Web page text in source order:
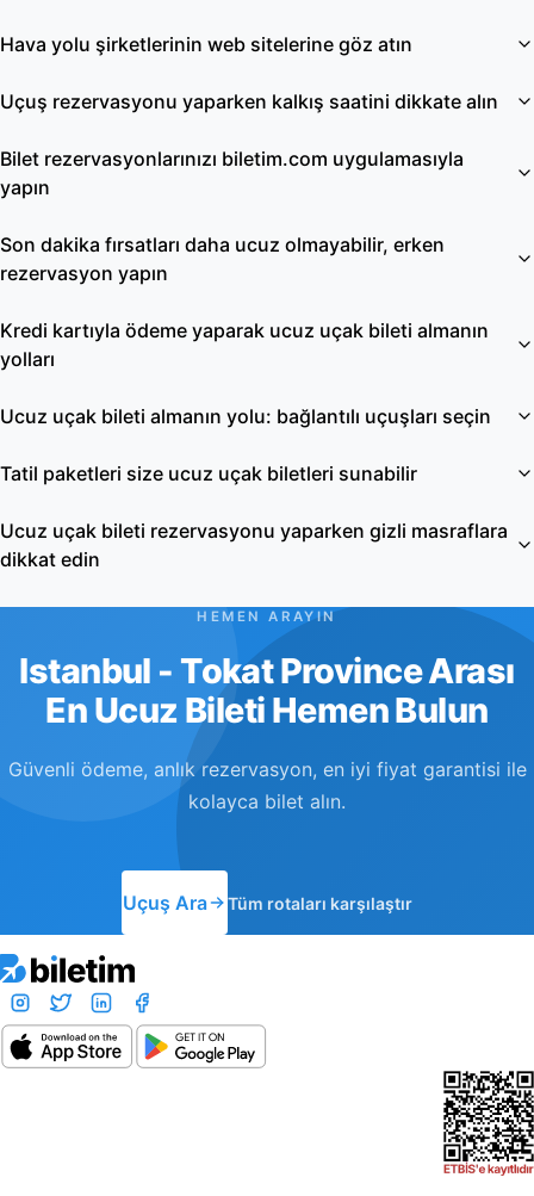
Hava yolu şirketlerinin web sitelerine göz atın
Uçuş rezervasyonu yaparken kalkış saatini dikkate alın
Bilet rezervasyonlarınızı biletim.com uygulamasıyla
yapın
Son dakika fırsatları daha ucuz olmayabilir, erken
rezervasyon yapın
Kredi kartıyla ödeme yaparak ucuz uçak bileti almanın
yolları
Ucuz uçak bileti almanın yolu: bağlantılı uçuşları seçin
Tatil paketleri size ucuz uçak biletleri sunabilir
Ucuz uçak bileti rezervasyonu yaparken gizli masraflara
dikkat edin
HEMEN ARAYIN
Istanbul - Tokat Province Arası
En Ucuz Bileti Hemen Bulun
Güvenli ödeme, anlık rezervasyon, en iyi fiyat garantisi ile
kolayca bilet alın.
Uçuş Ara Tüm rotaları karşılaştır